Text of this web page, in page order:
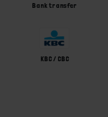
Bank transfer
KBC / CBC